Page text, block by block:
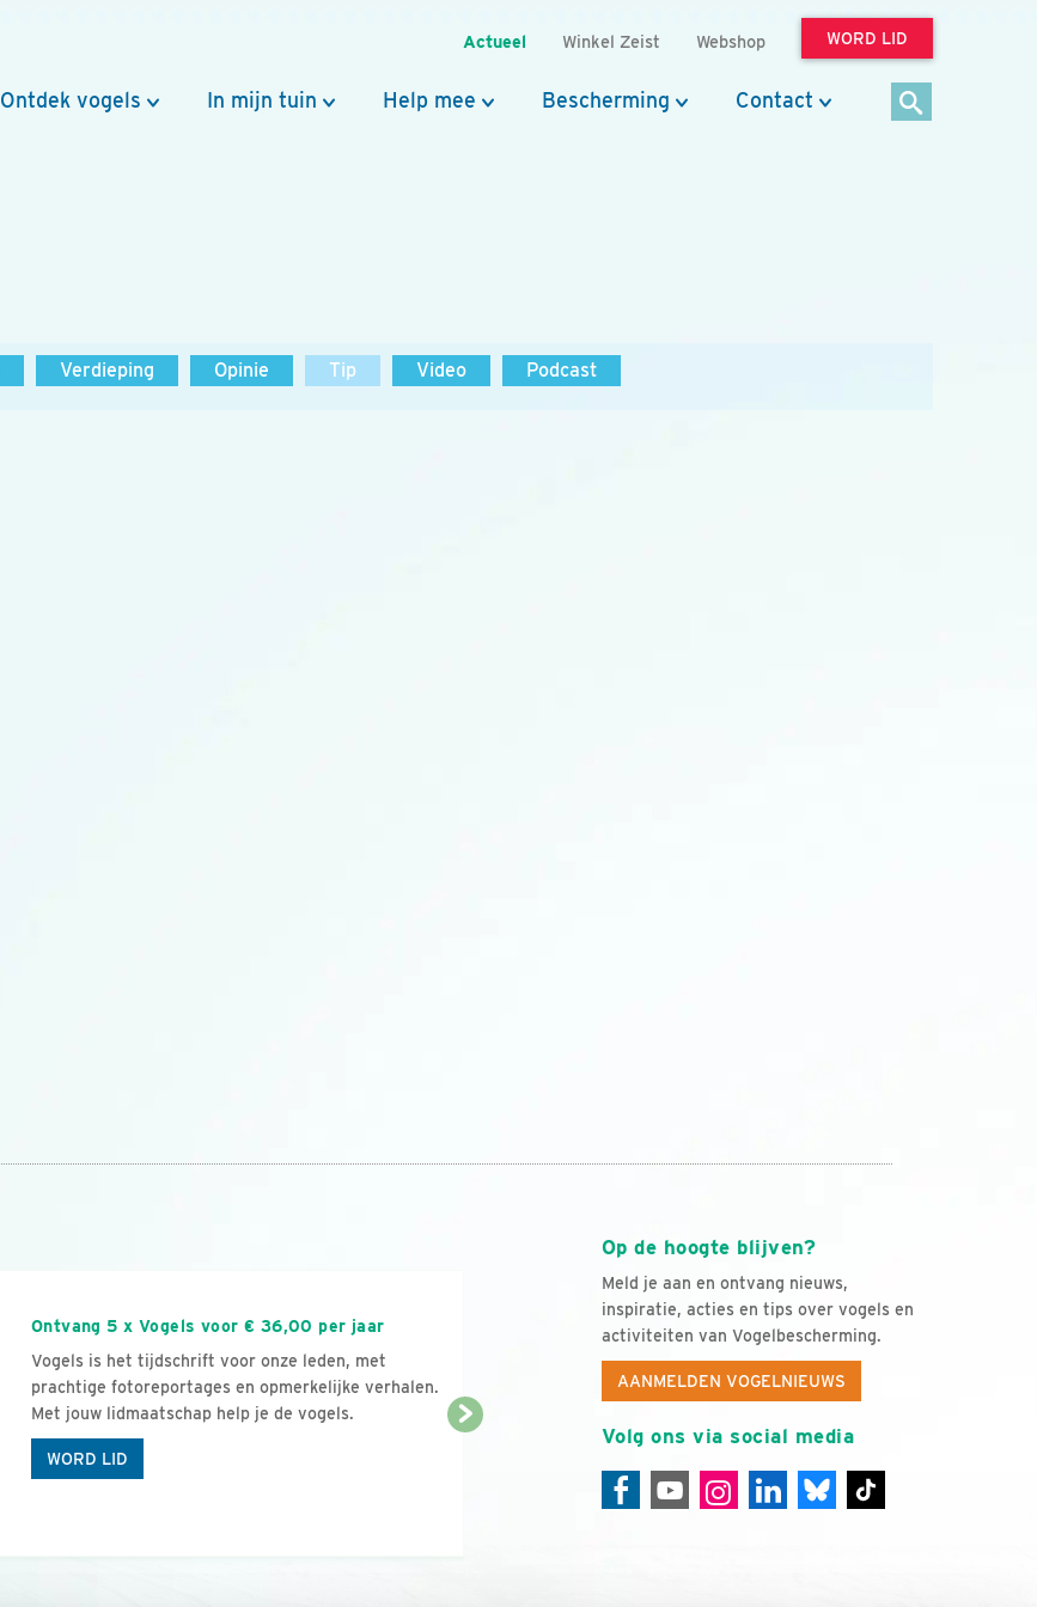
Actueel Winkel Zeist Webshop WORD LID
Ontdek vogels In mijn tuin Help mee Bescherming Contact
Verdieping Opinie Tip Video Podcast
Op de hoogte blijven?
Meld je aan en ontvang nieuws,
inspiratie, acties en tips over vogels en
activiteiten van Vogelbescherming.
AANMELDEN VOGELNIEUWS
Volg ons via social media
Ontvang 5 x Vogels voor € 36,00 per jaar
Vogels is het tijdschrift voor onze leden, met
prachtige fotoreportages en opmerkelijke verhalen.
Met jouw lidmaatschap help je de vogels.
WORD LID